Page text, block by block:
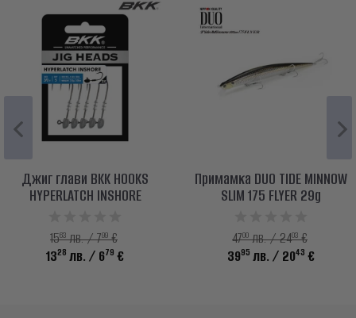
Джиг глави BKK HOOKS
HYPERLATCH INSHORE
1563лв. / 799€
1328 лв. / 679 €
Примамка DUO TIDE MINNOW
SLIM 175 FLYER 29g
4700лв. / 2403€
3995 лв. / 2043 €